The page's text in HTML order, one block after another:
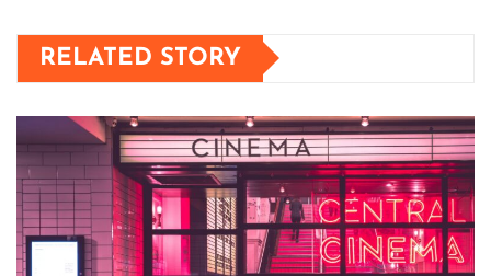
RELATED STORY